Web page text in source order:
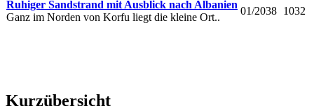
Ruhiger Sandstrand mit Ausblick nach Albanien
Ganz im Norden von Korfu liegt die kleine Ort..
01/2038 1032
Kurzübersicht